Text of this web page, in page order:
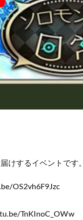
けするイベントです。
OS2vh6F9Jzc
TnKInoC_OWw